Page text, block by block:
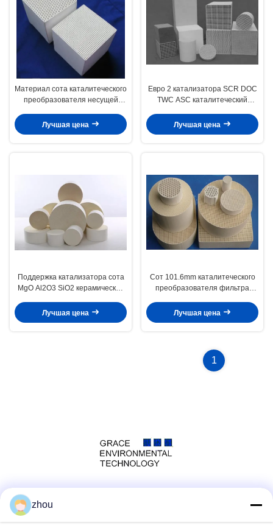
Материал сота каталитеческого
преобразователя несущей
керамический
Лучшая цена
Евро 2 катализатора SCR DOC
TWC ASC каталитеческий
керамический
Лучшая цена
Поддержка катализатора сота
MgO Al2O3 SiO2 керамическая
оборудования дорожных
транспортных средств
Лучшая цена
Сот 101.6mm каталитеческого
преобразователя фильтра
керамический
Лучшая цена
1
zhou